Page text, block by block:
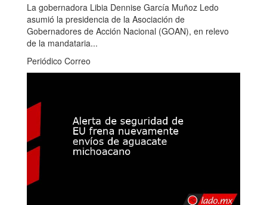
La gobernadora Libia Dennise García Muñoz Ledo
asumió la presidencia de la Asociación de
Gobernadores de Acción Nacional (GOAN), en relevo
de la mandataria...
Periódico Correo